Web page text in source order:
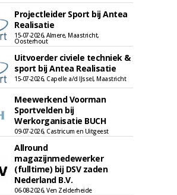
Projectleider Sport bij Antea
Realisatie
15-07-2026, Almere, Maastricht,
Oosterhout
Uitvoerder civiele techniek &
sport bij Antea Realisatie
15-07-2026, Capelle a/d IJssel, Maastricht
Meewerkend Voorman
Sportvelden bij
Werkorganisatie BUCH
09-07-2026, Castricum en Uitgeest
Allround
magazijnmedewerker
(fulltime) bij DSV zaden
Nederland B.V.
06-08-2026, Ven Zelderheide